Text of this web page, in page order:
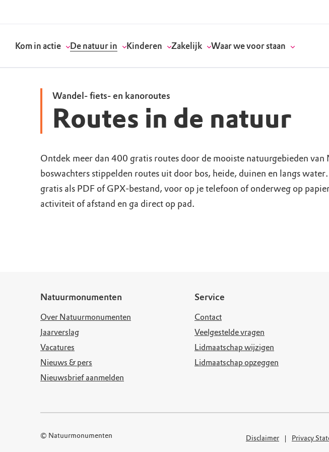
Kom in actie
Doneer
Word vrijwilliger
Werken bij
De natuur in
Routes
Natuurgebieden
Bezoekerscentra
Kinderen
Kinderactiviteiten
Verjaardagsfeestjes
Speeltips
Zakelijk
Geef een bedrijfsdonatie
Vergaderen in de natuur
Onze partners & supporters
Waar we voor staan
Onze visie
Actuele thema's
Wat wij doen
Wandel- fiets- en kanoroutes
Routes in de natuur
Ontdek meer dan 400 gratis routes door de mooiste natuurgebieden van
boswachters stippelden routes uit door bos, heide, duinen en langs
gratis als PDF of GPX-bestand, voor op je telefoon of onderweg op
activiteit of afstand en ga direct op pad.
Natuurmonumenten
Over Natuurmonumenten
Jaarverslag
Vacatures
Nieuws & pers
Nieuwsbrief aanmelden
Service
Contact
Veelgestelde vragen
Lidmaatschap wijzigen
Lidmaatschap opzeggen
© Natuurmonumenten Disclaimer Privacy